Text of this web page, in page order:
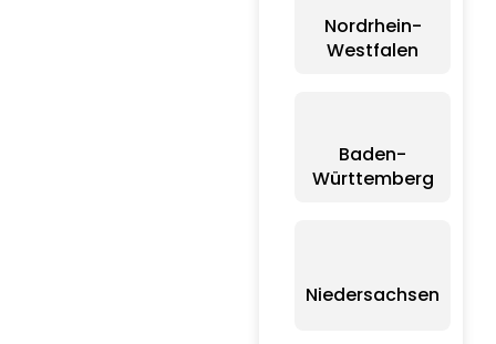
Nordrhein-
Westfalen
Baden-
Württemberg
Niedersachsen